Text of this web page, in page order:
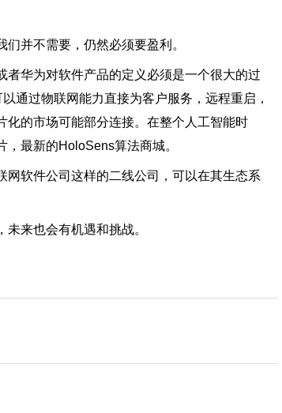
并不需要，仍然必须要盈利。
者华为对软件产品的定义必须是一个很大的过
通过物联网能力直接为客户服务，远程重启，
化的市场可能部分连接。在整个人工智能时
最新的HoloSens算法商城。
网软件公司这样的二线公司，可以在其生态系
来也会有机遇和挑战。